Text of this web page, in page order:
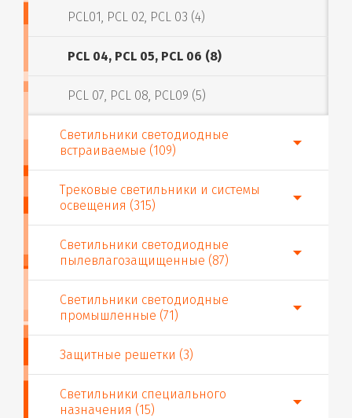
PCL01, PCL 02, PCL 03 (4)
PCL 04, PCL 05, PCL 06 (8)
PCL 07, PCL 08, PCL09 (5)
Светильники светодиодные
встраиваемые (109)
Трековые светильники и системы
освещения (315)
Светильники светодиодные
пылевлагозащищенные (87)
Светильники светодиодные
промышленные (71)
Защитные решетки (3)
Светильники специального
назначения (15)